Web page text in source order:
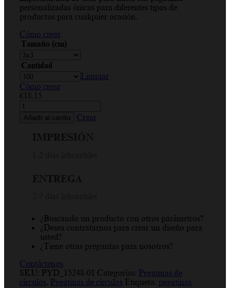
€81.68
personalizadas únicas para diferentes tipos de
productos para cualquier ocasión.
Cómo crear
Tamaño (cm)
Cantidad
Limpiar
Cómo crear
€18.15
Gracias,
Rosal,
Rosa,
Añadir al carrito Crear
¿Buscando un producto con otros parámetros?
¿Desea contratarnos para crear un diseño para
usted?
¿Tiene otras preguntas para nosotros?
Contáctenos
SKU: PYD_15248-01 Categorías: Pegatinas de
círculos, Pegatinas de círculos Etiqueta: pegatinas